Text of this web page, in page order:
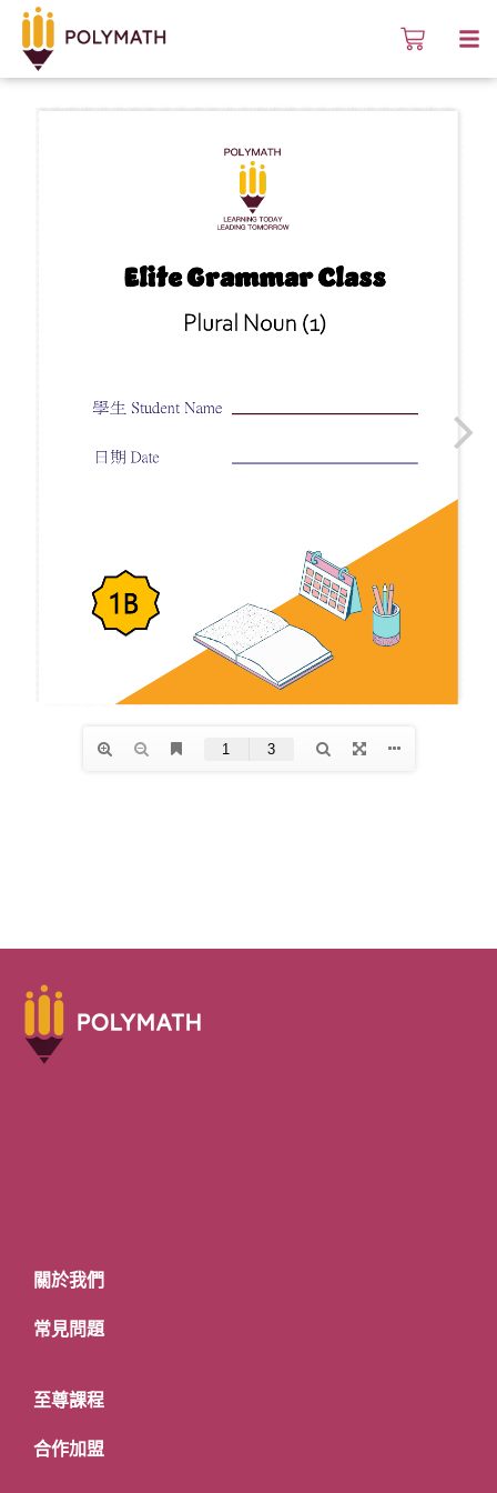
關於我們
常見問題
至尊課程
合作加盟